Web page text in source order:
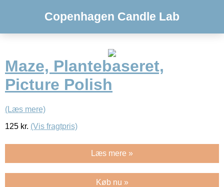
Copenhagen Candle Lab
Maze, Plantebaseret,
Picture Polish
(Læs mere)
125 kr. (Vis fragtpris)
Læs mere »
Køb nu »